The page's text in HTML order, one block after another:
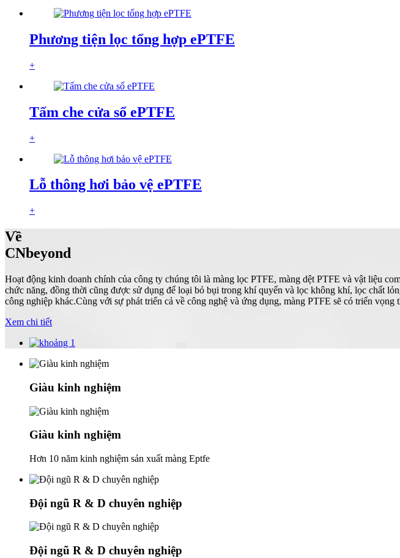
Phương tiện lọc tổng hợp ePTFE
+
Tấm che cửa sổ ePTFE
+
Lỗ thông hơi bảo vệ ePTFE
+
Về
CNbeyond
Hoạt động kinh doanh chính của công ty chúng tôi là màng lọc PTFE, màng dệt PTFE và vật liệu
chức năng, đồng thời cũng được sử dụng để loại bỏ bụi trong khí quyển và lọc không khí, lọc chất
công nghiệp khác.Cùng với sự phát triển cả về công nghệ và ứng dụng, màng PTFE sẽ có triển
Xem chi tiết
Giàu kinh nghiệm
Giàu kinh nghiệm
Hơn 10 năm kinh nghiệm sản xuất màng Eptfe
Đội ngũ R & D chuyên nghiệp
Đội ngũ R & D chuyên nghiệp